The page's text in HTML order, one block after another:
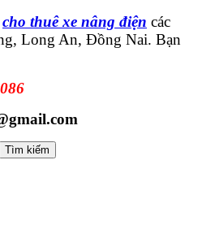
cho thuê xe nâng điện các
Long An, Đồng Nai. Bạn
Tìm kiếm